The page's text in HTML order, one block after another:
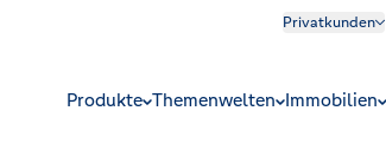
Privatkunden
Produkte Themenwelten Immobilien